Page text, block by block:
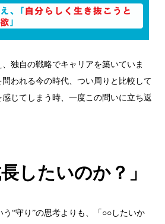
独自の戦略でキャリアを築いていま
われる今の時代、つい周りと比較して
感じてしまう時、一度この問いに立ち返
したいのか？」
う“守り ”の思考よりも、「○○したいか